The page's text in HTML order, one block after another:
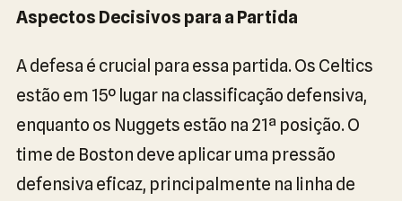
Aspectos Decisivos para a Partida
A defesa é crucial para essa partida. Os Celtics
estão em 15º lugar na classificação defensiva,
enquanto os Nuggets estão na 21ª posição. O
time de Boston deve aplicar uma pressão
defensiva eficaz, principalmente na linha de